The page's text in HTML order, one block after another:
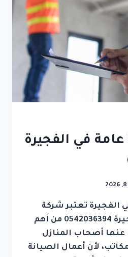
في الفجيرة
الفجيرة تعتبر شركة
صيانة عامة في الفجيرة 0542036394 من أهم
عنها أصحاب المنازل
لأن أعمال الصيانة